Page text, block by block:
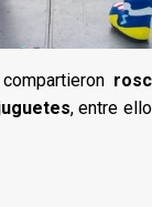
, entre